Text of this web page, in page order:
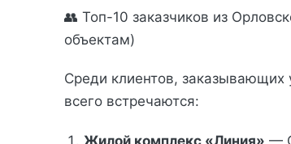
👥 Топ-10 заказчиков из
объектам)
Среди клиентов,
всего встречаются:
Жилой комплекс «Линия» —